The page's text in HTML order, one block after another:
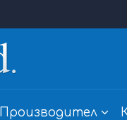
Производител